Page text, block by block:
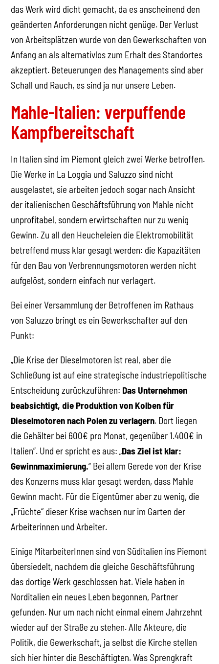
das Werk wird dicht gemacht, da es anscheinend den
geänderten Anforderungen nicht genüge. Der Verlust
von Arbeitsplätzen wurde von den Gewerkschaften von
Anfang an als alternativlos zum Erhalt des Standortes
akzeptiert. Beteuerungen des Managements sind aber
Schall und Rauch, es sind ja nur unsere Leben.
Mahle-Italien: verpuffende
Kampfbereitschaft
In Italien sind im Piemont gleich zwei Werke betroffen.
Die Werke in La Loggia und Saluzzo sind nicht
ausgelastet, sie arbeiten jedoch sogar nach Ansicht
der italienischen Geschäftsführung von Mahle nicht
unprofitabel, sondern erwirtschaften nur zu wenig
Gewinn. Zu all den Heucheleien die Elektromobilität
betreffend muss klar gesagt werden: die Kapazitäten
für den Bau von Verbrennungsmotoren werden nicht
aufgelöst, sondern einfach nur verlagert.
Bei einer Versammlung der Betroffenen im Rathaus
von Saluzzo bringt es ein Gewerkschafter auf den
Punkt:
„Die Krise der Dieselmotoren ist real, aber die
Schließung ist auf eine strategische industriepolitische
Entscheidung zurückzuführen: Das Unternehmen
beabsichtigt, die Produktion von Kolben für
Dieselmotoren nach Polen zu verlagern. Dort liegen
die Gehälter bei 600€ pro Monat, gegenüber 1.400€ in
Italien”. Und er spricht es aus: „Das Ziel ist klar:
Gewinnmaximierung.“ Bei allem Gerede von der Krise
des Konzerns muss klar gesagt werden, dass Mahle
Gewinn macht. Für die Eigentümer aber zu wenig, die
„Früchte“ dieser Krise wachsen nur im Garten der
Arbeiterinnen und Arbeiter.
Einige MitarbeiterInnen sind von Süditalien ins Piemont
übersiedelt, nachdem die gleiche Geschäftsführung
das dortige Werk geschlossen hat. Viele haben in
Norditalien ein neues Leben begonnen, Partner
gefunden. Nur um nach nicht einmal einem Jahrzehnt
wieder auf der Straße zu stehen. Alle Akteure, die
Politik, die Gewerkschaft, ja selbst die Kirche stellen
sich hier hinter die Beschäftigten. Was Sprengkraft